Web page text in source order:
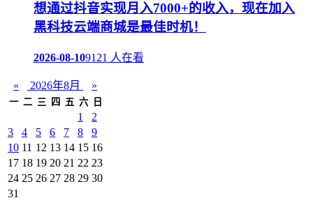
想通过抖音实现月入7000+的收入，现在加入
黑科技云端商城是最佳时机！
2026-08-109121 人在看
« 2026年8月 »
一 二 三 四 五 六 日
1
2
3
4 5 6 7 8
9
10 11 12 13 14 15 16
17 18 19 20 21 22 23
24 25 26 27 28 29 30
31